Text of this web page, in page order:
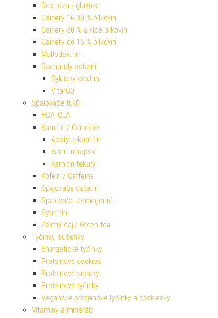
Dextróza / glukóza
Gainery 16-30 % bílkovin
Gainery 30 % a více bílkovin
Gainery do 15 % bílkovin
Maltodextrin
Sacharidy ostatní
Cyklický dextrin
VitarGO
Spalovače tuků
HCA, CLA
Karnitin / Carnitine
Acetyl L-karnitin
Karnitin kapsle
Karnitin tekutý
Kofein / Caffeine
Spalovače ostatní
Spalovače termogenní
Synefrin
Zelený čaj / Green tea
Tyčinky, sušenky
Energetické tyčinky
Proteinové cookies
Proteinové snacky
Proteinové tyčinky
Veganské proteinové tyčinky a cookiesky
Vitamíny a minerály